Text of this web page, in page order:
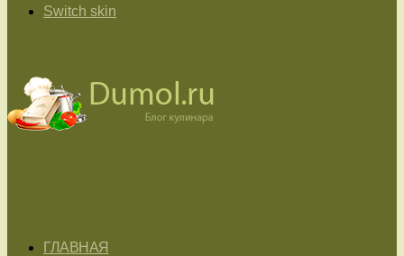
Switch skin
ГЛАВНАЯ